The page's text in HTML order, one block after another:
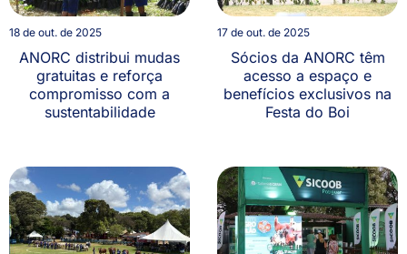
18 de out. de 2025
ANORC distribui mudas
gratuitas e reforça
compromisso com a
sustentabilidade
17 de out. de 2025
Sócios da ANORC têm
acesso a espaço e
benefícios exclusivos na
Festa do Boi